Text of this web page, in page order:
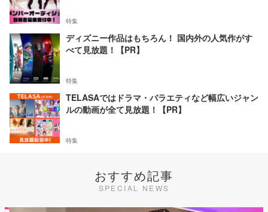
特集
ディズニー作品はもちろん！ 国内外の人気作がす
べて見放題！【PR】
特集
TELASAではドラマ・バラエティなど幅広いジャン
ルの動画が全て見放題！【PR】
特集
おすすめ記事
SPECIAL NEWS